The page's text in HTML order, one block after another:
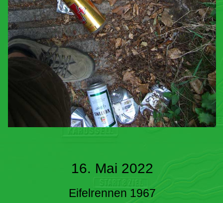
16. Mai 2022
Eifelrennen 1967